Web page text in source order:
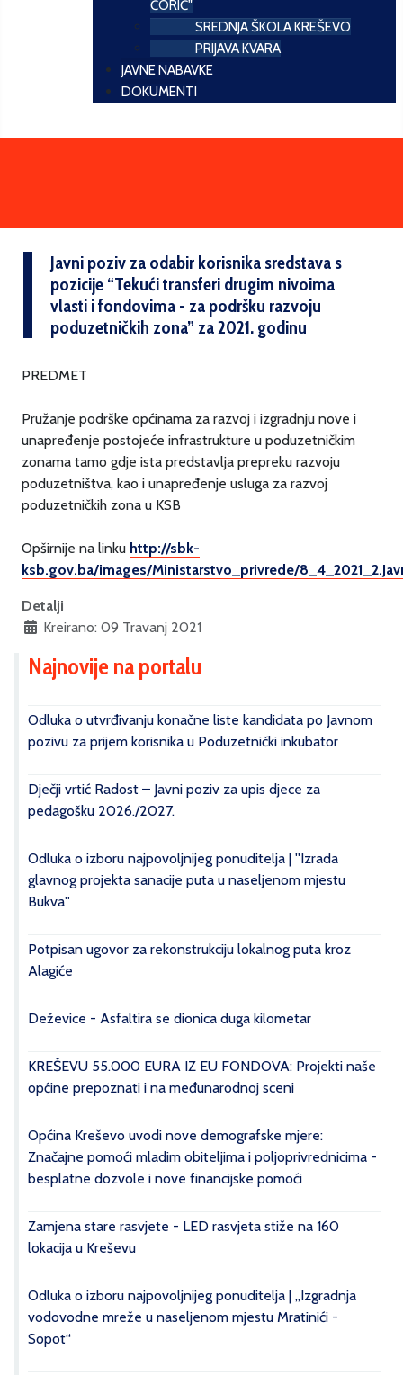
ĆORIĆ"
SREDNJA ŠKOLA KREŠEVO
PRIJAVA KVARA
JAVNE NABAVKE
DOKUMENTI
Javni poziv za odabir korisnika sredstava s
pozicije “Tekući transferi drugim nivoima
vlasti i fondovima - za podršku razvoju
poduzetničkih zona” za 2021. godinu
PREDMET
Pružanje podrške općinama za razvoj i izgradnju nove i
unapređenje postojeće infrastrukture u poduzetničkim
zonama tamo gdje ista predstavlja prepreku razvoju
poduzetništva, kao i unapređenje usluga za razvoj
poduzetničkih zona u KSB
Opširnije na linku http://sbk-
ksb.gov.ba/images/Ministarstvo_privrede/
Detalji
Kreirano: 09 Travanj 2021
Najnovije na portalu
Odluka o utvrđivanju konačne liste kandidata po Javnom
pozivu za prijem korisnika u Poduzetnički inkubator
Dječji vrtić Radost – Javni poziv za upis djece za
pedagošku 2026./2027.
Odluka o izboru najpovoljnijeg ponuditelja | ''Izrada
glavnog projekta sanacije puta u naseljenom mjestu
Bukva''
Potpisan ugovor za rekonstrukciju lokalnog puta kroz
Alagiće
Deževice - Asfaltira se dionica duga kilometar
KREŠEVU 55.000 EURA IZ EU FONDOVA: Projekti naše
općine prepoznati i na međunarodnoj sceni
Općina Kreševo uvodi nove demografske mjere:
Značajne pomoći mladim obiteljima i poljoprivrednicima -
besplatne dozvole i nove financijske pomoći
Zamjena stare rasvjete - LED rasvjeta stiže na 160
lokacija u Kreševu
Odluka o izboru najpovoljnijeg ponuditelja | „Izgradnja
vodovodne mreže u naseljenom mjestu Mratinići -
Sopot“